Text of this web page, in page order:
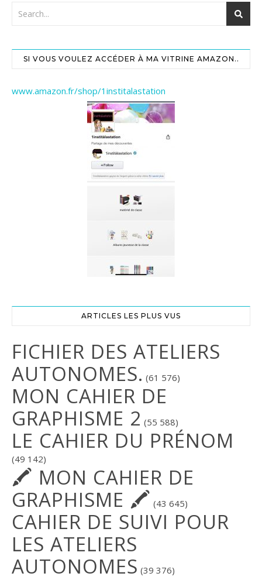
SI VOUS VOULEZ ACCÉDER À MA VITRINE AMAZON..
www.amazon.fr/shop/1institalastation
ARTICLES LES PLUS VUS
FICHIER DES ATELIERS
AUTONOMES. (61 576)
MON CAHIER DE
GRAPHISME 2 (55 588)
LE CAHIER DU PRÉNOM
(49 142)
🖍 MON CAHIER DE
GRAPHISME 🖍 (43 645)
CAHIER DE SUIVI POUR
LES ATELIERS
AUTONOMES (39 376)